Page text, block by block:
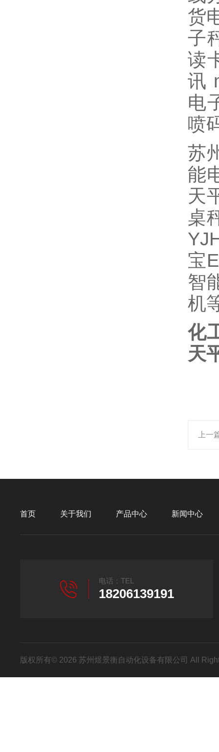
货
子
读
讯
电
喷
苏
能
天
桌
宝
智
机
化
天
上一
首页 关于我们 产品中心 新闻中心
电话：TEL
18206139191
版权所有© 2026 苏州煜景衡自动化设备有限公司 All